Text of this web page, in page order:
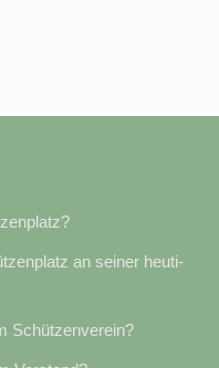
an seiner heu­ti­
Schützenverein?